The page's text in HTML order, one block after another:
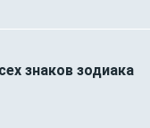
знаков зодиака